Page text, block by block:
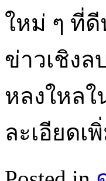
ใหม่ ๆ ที่ดี
ข่าวเชิงล
หลงใหล
ละเอียดเ